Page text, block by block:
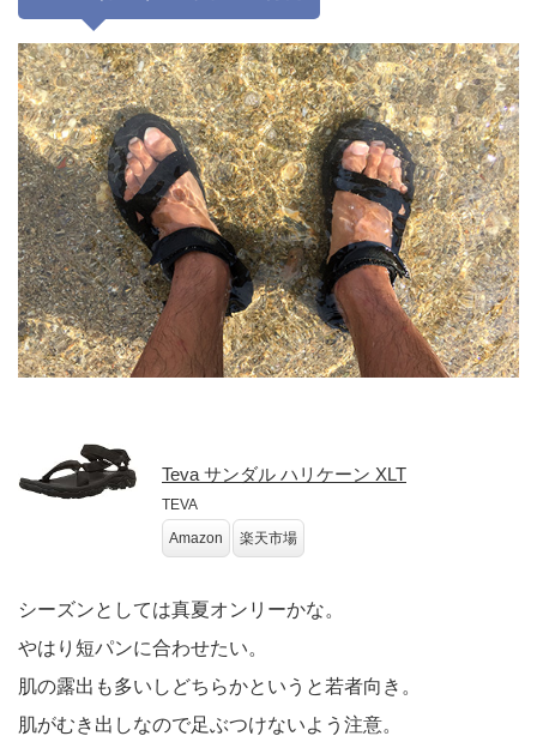
Teva サンダル ハリケーン XLT
TEVA
Amazon
楽天市場
シーズンとしては真夏オンリーかな。
やはり短パンに合わせたい。
肌の露出も多いしどちらかというと若者向き。
肌がむき出しなので足ぶつけないよう注意。